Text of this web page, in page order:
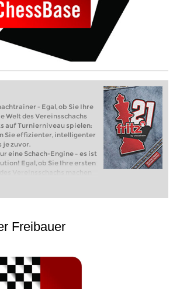
- Egal, ob Sie Ihre
Welt des Vereinsschachs
auf Turnierniveau spielen:
Sie effizienter, intelligenter
je zuvor.
eine Schach-Engine – es ist
Egal, ob Sie Ihre ersten
Vereinsschachs machen
spielen: Mit
effizienter, intelligenter und
Freibauer